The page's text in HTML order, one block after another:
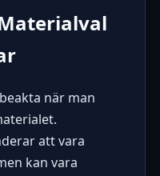
när man
att vara
kan vara